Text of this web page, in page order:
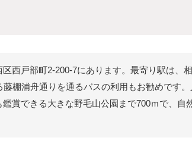
西戸部町2-200-7にあります。最寄り駅は、
棚浦舟通りを通るバスの利用もお勧めです
賞できる大きな野毛山公園まで700ｍで、